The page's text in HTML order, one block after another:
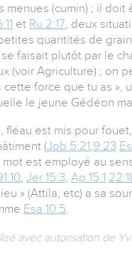
menues (cumin) ; il doit
et Ru 2:17, deux
quantités de
faisait plutôt par le
(voir Agriculture) ; on
cette force que tu as »,
le jeune Gédéon
fléau est mis pour
(Job 5:21,9:23
est employé au
, Jer 15:3, Ap 15:1
» (Attila, etc) a sa
Esa 10:5.
avec autorisation de